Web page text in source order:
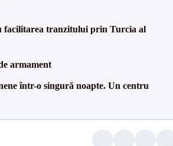
facilitarea tranzitului prin Turcia al
armament
într-o singură noapte. Un centru